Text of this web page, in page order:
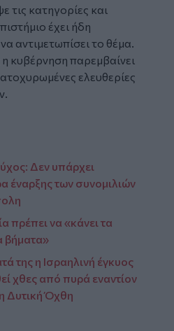
τις κατηγορίες και
έχει ήδη
αντιμετωπίσει το θέμα.
κυβέρνηση παρεμβαίνει
ελευθερίες
Δεν υπάρχει
έναρξης των συνομιλιών
πρέπει να «κάνει τα
βήματα»
της η Ισραηλινή έγκυος
χθες από πυρά εναντίον
Δυτική Όχθη